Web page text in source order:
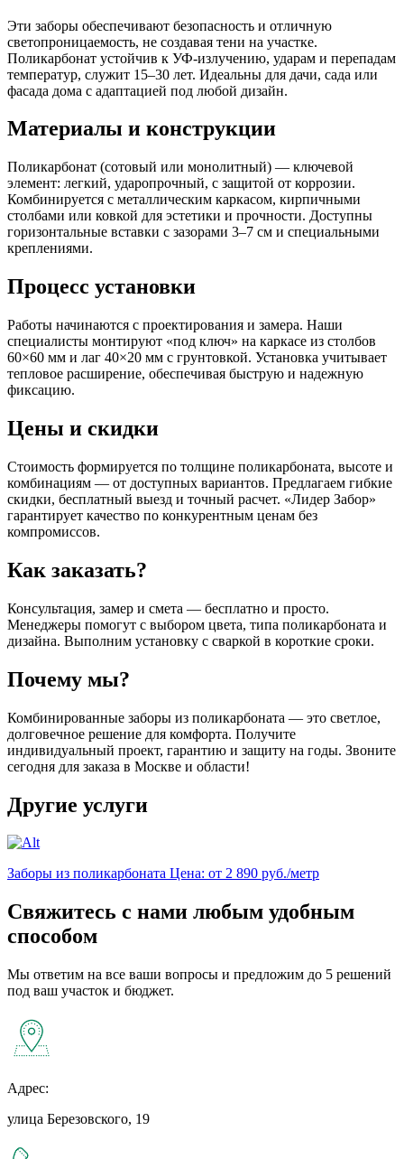
Эти заборы обеспечивают безопасность и отличную
светопроницаемость, не создавая тени на участке.
Поликарбонат устойчив к УФ-излучению, ударам и перепадам
температур, служит 15–30 лет. Идеальны для дачи, сада или
фасада дома с адаптацией под любой дизайн.
Материалы и конструкции
Поликарбонат (сотовый или монолитный) — ключевой
элемент: легкий, ударопрочный, с защитой от коррозии.
Комбинируется с металлическим каркасом, кирпичными
столбами или ковкой для эстетики и прочности. Доступны
горизонтальные вставки с зазорами 3–7 см и специальными
креплениями.
Процесс установки
Работы начинаются с проектирования и замера. Наши
специалисты монтируют «под ключ» на каркасе из столбов
60×60 мм и лаг 40×20 мм с грунтовкой. Установка учитывает
тепловое расширение, обеспечивая быструю и надежную
фиксацию.
Цены и скидки
Стоимость формируется по толщине поликарбоната, высоте и
комбинациям — от доступных вариантов. Предлагаем гибкие
скидки, бесплатный выезд и точный расчет. «Лидер Забор»
гарантирует качество по конкурентным ценам без
компромиссов.
Как заказать?
Консультация, замер и смета — бесплатно и просто.
Менеджеры помогут с выбором цвета, типа поликарбоната и
дизайна. Выполним установку с сваркой в короткие сроки.
Почему мы?
Комбинированные заборы из поликарбоната — это светлое,
долговечное решение для комфорта. Получите
индивидуальный проект, гарантию и защиту на годы. Звоните
сегодня для заказа в Москве и области!
Другие услуги
Заборы из поликарбоната Цена: от 2 890 руб./метр
Свяжитесь с нами любым удобным
способом
Мы ответим на все ваши вопросы и предложим до 5 решений
под ваш участок и бюджет.
Адрес:
улица Березовского, 19